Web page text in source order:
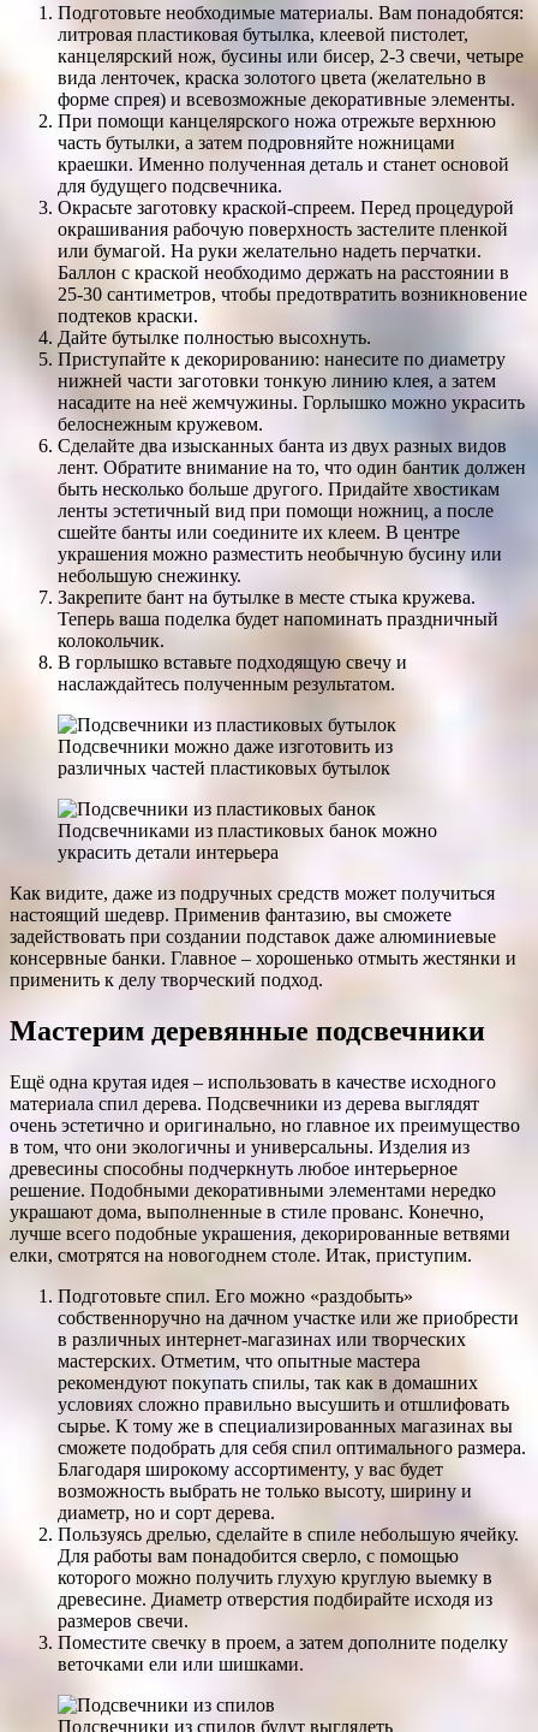
Подготовьте необходимые материалы. Вам понадобятся:
литровая пластиковая бутылка, клеевой пистолет,
канцелярский нож, бусины или бисер, 2-3 свечи, четыре
вида ленточек, краска золотого цвета (желательно в
форме спрея) и всевозможные декоративные элементы.
При помощи канцелярского ножа отрежьте верхнюю
часть бутылки, а затем подровняйте ножницами
краешки. Именно полученная деталь и станет основой
для будущего подсвечника.
Окрасьте заготовку краской-спреем. Перед процедурой
окрашивания рабочую поверхность застелите пленкой
или бумагой. На руки желательно надеть перчатки.
Баллон с краской необходимо держать на расстоянии в
25-30 сантиметров, чтобы предотвратить возникновение
подтеков краски.
Дайте бутылке полностью высохнуть.
Приступайте к декорированию: нанесите по диаметру
нижней части заготовки тонкую линию клея, а затем
насадите на неё жемчужины. Горлышко можно украсить
белоснежным кружевом.
Сделайте два изысканных банта из двух разных видов
лент. Обратите внимание на то, что один бантик должен
быть несколько больше другого. Придайте хвостикам
ленты эстетичный вид при помощи ножниц, а после
сшейте банты или соедините их клеем. В центре
украшения можно разместить необычную бусину или
небольшую снежинку.
Закрепите бант на бутылке в месте стыка кружева.
Теперь ваша поделка будет напоминать праздничный
колокольчик.
В горлышко вставьте подходящую свечу и
наслаждайтесь полученным результатом.
Подсвечники можно даже изготовить из
различных частей пластиковых бутылок
Подсвечниками из пластиковых банок можно
украсить детали интерьера
Как видите, даже из подручных средств может получиться
настоящий шедевр. Применив фантазию, вы сможете
задействовать при создании подставок даже алюминиевые
консервные банки. Главное – хорошенько отмыть жестянки и
применить к делу творческий подход.
Мастерим деревянные подсвечники
Ещё одна крутая идея – использовать в качестве исходного
материала спил дерева. Подсвечники из дерева выглядят
очень эстетично и оригинально, но главное их преимущество
в том, что они экологичны и универсальны. Изделия из
древесины способны подчеркнуть любое интерьерное
решение. Подобными декоративными элементами нередко
украшают дома, выполненные в стиле прованс. Конечно,
лучше всего подобные украшения, декорированные ветвями
елки, смотрятся на новогоднем столе. Итак, приступим.
Подготовьте спил. Его можно «раздобыть»
собственноручно на дачном участке или же приобрести
в различных интернет-магазинах или творческих
мастерских. Отметим, что опытные мастера
рекомендуют покупать спилы, так как в домашних
условиях сложно правильно высушить и отшлифовать
сырье. К тому же в специализированных магазинах вы
сможете подобрать для себя спил оптимального размера.
Благодаря широкому ассортименту, у вас будет
возможность выбрать не только высоту, ширину и
диаметр, но и сорт дерева.
Пользуясь дрелью, сделайте в спиле небольшую ячейку.
Для работы вам понадобится сверло, с помощью
которого можно получить глухую круглую выемку в
древесине. Диаметр отверстия подбирайте исходя из
размеров свечи.
Поместите свечку в проем, а затем дополните поделку
веточками ели или шишками.
Подсвечники из спилов будут выглядеть